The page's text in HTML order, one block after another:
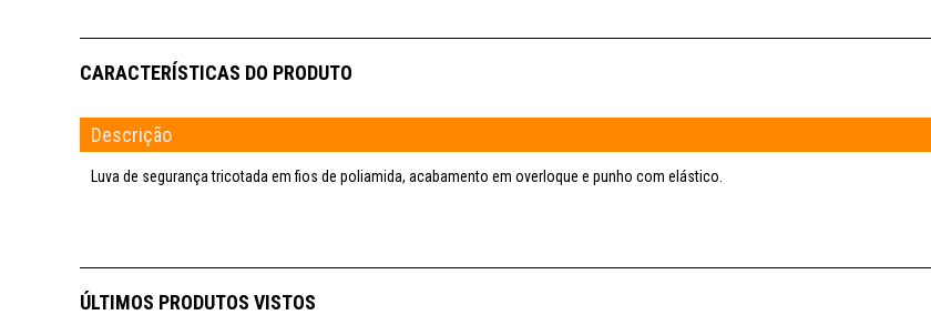
Descrição
Luva de segurança tricotada em fios de poliamida, acabamento em overloque e punho com elástico.
ÚLTIMOS PRODUTOS VISTOS